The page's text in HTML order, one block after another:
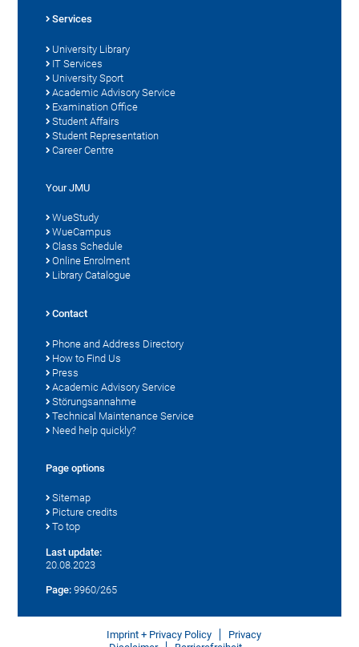
Services
University Library
IT Services
University Sport
Academic Advisory Service
Examination Office
Student Affairs
Student Representation
Career Centre
Your JMU
WueStudy
WueCampus
Class Schedule
Online Enrolment
Library Catalogue
Contact
Phone and Address Directory
How to Find Us
Press
Academic Advisory Service
Störungsannahme
Technical Maintenance Service
Need help quickly?
Page options
Sitemap
Picture credits
To top
Last update:
20.08.2023
Page: 9960/265
Imprint + Privacy Policy
Privacy